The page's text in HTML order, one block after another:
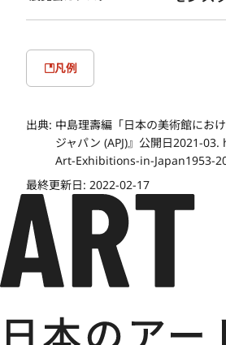
凡例
出典: 中島理壽編「日本の美術館にお
ジャパン (APJ)』公開日2021-
Art-Exhibitions-in-Japan1953-
最終更新日: 2022-02-17